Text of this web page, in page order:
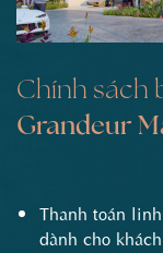
Chính sách
Grandeur
Thanh toán
dành cho